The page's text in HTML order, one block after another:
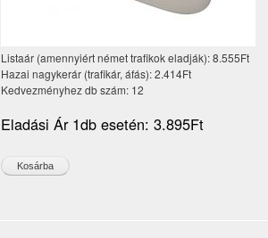
Listaár (amennyiért német trafikok eladják):8.555Ft
Hazai nagykerár (trafikár, áfás):2.414Ft
Kedvezményhez db szám: 12
Eladási Ár 1db esetén: 3.895Ft